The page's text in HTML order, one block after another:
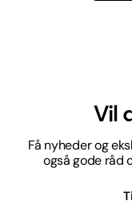
Vil
Få nyheder og
også gode råd